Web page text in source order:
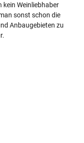
kein Weinliebhaber
sonst schon die
Anbaugebieten zu